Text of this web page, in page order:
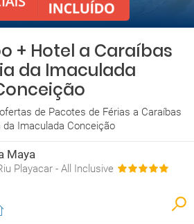
+ Hotel a Caraíbas
da Imaculada
de Pacotes de Férias a Caraíbas
da Imaculada Conceição
Maya
Playacar - All Inclusive